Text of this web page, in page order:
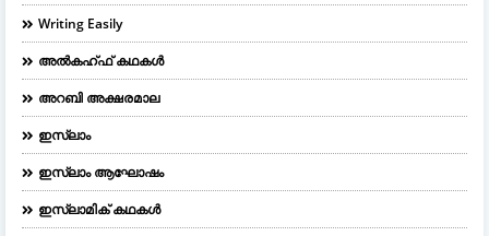
Writing Easily
അൽകഹ്ഫ് കഥകൾ
അറബി അക്ഷരമാല
ഇസ്ലാം
ഇസ്ലാം ആഘോഷം
ഇസ്ലാമിക് കഥകൾ